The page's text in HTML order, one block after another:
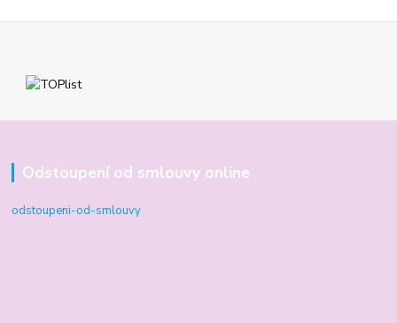
Odstoupení od smlouvy online
odstoupeni-od-smlouvy